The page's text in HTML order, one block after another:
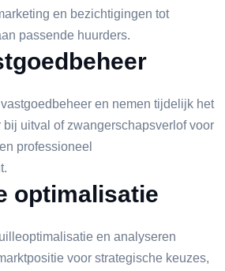
en bezichtigingen tot
passende huurders.
en nemen tijdelijk het
uitval of zwangerschapsverlof voor
professioneel
optimalisatie
en analyseren
voor strategische keuzes,